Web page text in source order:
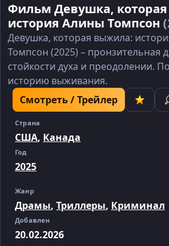
Фильм Девушка,
история Алины Томпсон
Девушка, которая выжила:
Томпсон (2025) – пронзительная
стойкости духа и преодолении.
историю выживания.
Смотреть / Трейлер
Страна
США, Канада
Год
2025
Жанр
Драмы, Триллеры, Криминал
Добавлен
20.02.2026